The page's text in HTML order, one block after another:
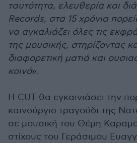
ταυτότητα, ελευθερία και
Records, στα 15 χρόνια
να αγκαλιάζει όλες τις
της μουσικής, στηρίζοντας
διαφορετική ματιά και
κοινό».
Η CUT θα εγκαινιάσει την
καινούργιο τραγούδι της
σε μουσική του Θέμη
στίχους του Γεράσιμου